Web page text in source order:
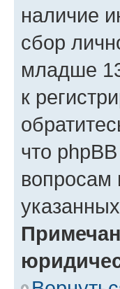
наличие
сбор
младше
к
что
вопросам